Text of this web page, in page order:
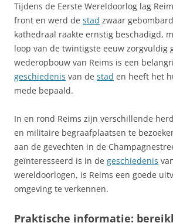
Tijdens de Eerste Wereldoorlog lag
front en werd de stad zwaar
kathedraal raakte ernstig beschadigd,
loop van de twintigste eeuw zorgvuldig
wederopbouw van Reims is een
geschiedenis van de stad en heeft het
mede bepaald.
In en rond Reims zijn verschillende
en militaire begraafplaatsen te
aan de gevechten in de
geïnteresseerd is in de geschiedenis
wereldoorlogen, is Reims een goede
omgeving te verkennen.
Praktische informatie: